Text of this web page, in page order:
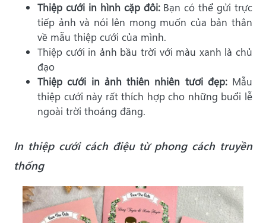
Thiệp cưới in hình cặp đôi:Bạn có thể gửi trực
tiếp ảnh và nói lên mong muốn của bản thân
về mẫu thiệp cưới của mình.
Thiệp cưới in ảnh bầu trời với màu xanh là chủ
đạo
Thiệp cưới in ảnh thiên nhiên tươi đẹp:Mẫu
thiệp cưới này rất thích hợp cho những buổi lễ
ngoài trời thoáng đãng.
In thiệp cưới cách điệu từ phong cách truyền
thống